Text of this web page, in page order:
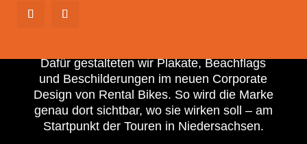
schaffen und den neuen Markenauftritt
Dafür gestalteten wir Plakate, Beachflags
und Beschilderungen im neuen Corporate
Design von Rental Bikes. So wird die Marke
genau dort sichtbar, wo sie wirken soll – am
Startpunkt der Touren in Niedersachsen.